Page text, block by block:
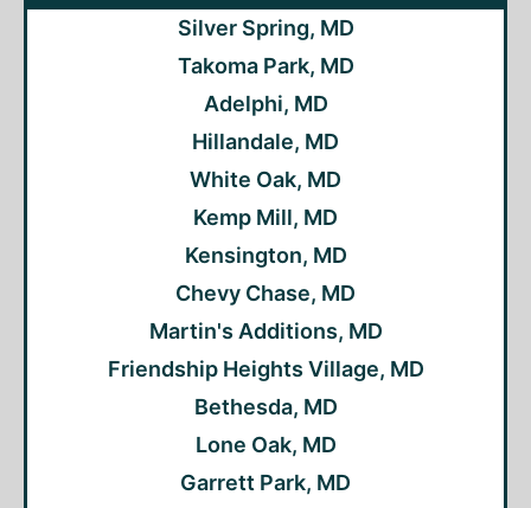
Silver Spring, MD
Takoma Park, MD
Adelphi, MD
Hillandale, MD
White Oak, MD
Kemp Mill, MD
Kensington, MD
Chevy Chase, MD
Martin's Additions, MD
Friendship Heights Village, MD
Bethesda, MD
Lone Oak, MD
Garrett Park, MD